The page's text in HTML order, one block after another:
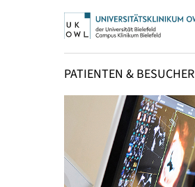
PATIENTEN & BESUCHER